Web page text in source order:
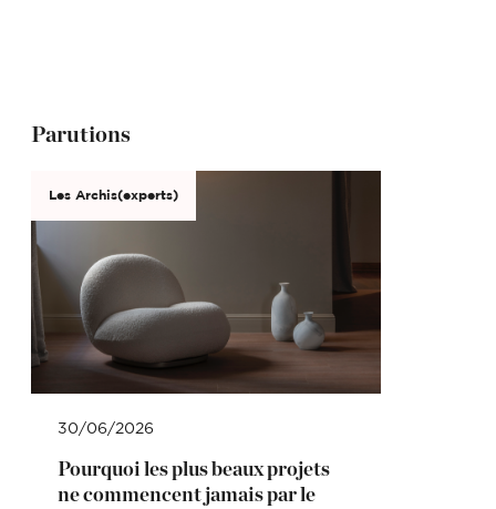
Parutions
Les Archis(experts)
30/06/2026
Pourquoi les plus beaux projets
ne commencent jamais par le